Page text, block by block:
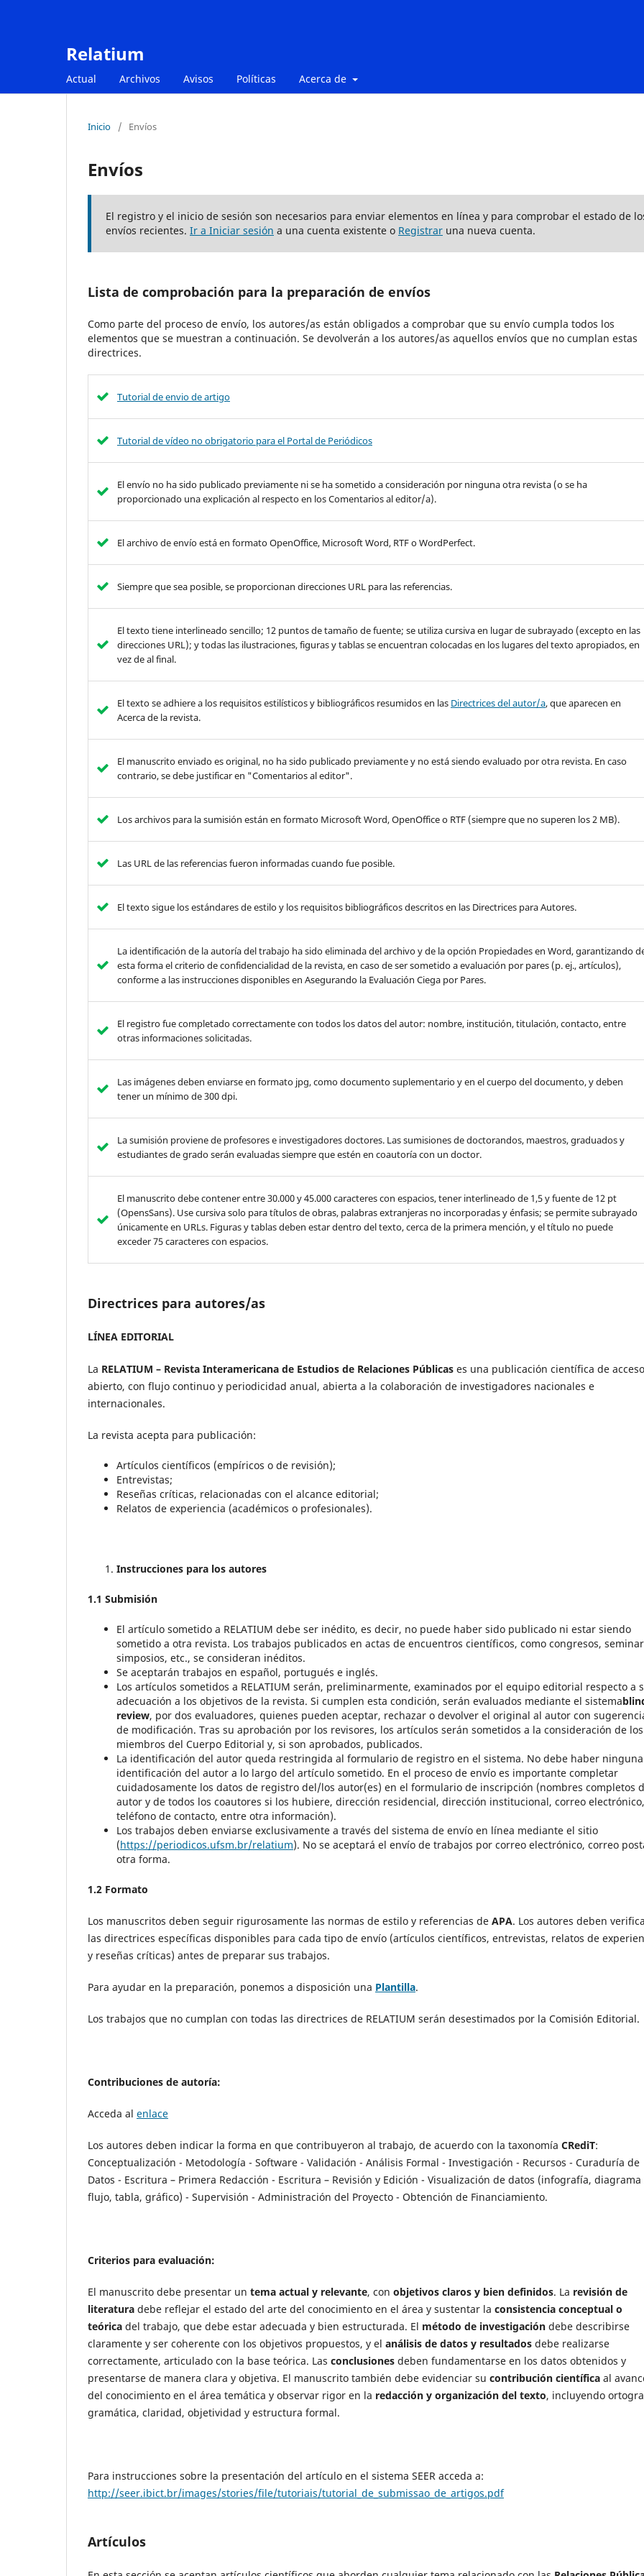
Relatium
Actual Archivos Avisos Políticas Acerca de
Inicio / Envíos
Envíos
El registro y el inicio de sesión son necesarios para enviar elementos en línea y para comprobar el estado de
envíos recientes. Ir a Iniciar sesión a una cuenta existente o Registrar una nueva cuenta.
Lista de comprobación para la preparación de envíos
Como parte del proceso de envío, los autores/as están obligados a comprobar que su envío cumpla todos los
elementos que se muestran a continuación. Se devolverán a los autores/as aquellos envíos que no cumplan estas
directrices.
Tutorial de envio de artigo
Tutorial de vídeo no obrigatorio para el Portal de Periódicos
El envío no ha sido publicado previamente ni se ha sometido a consideración por ninguna otra revista (o se ha
proporcionado una explicación al respecto en los Comentarios al editor/a).
El archivo de envío está en formato OpenOffice, Microsoft Word, RTF o WordPerfect.
Siempre que sea posible, se proporcionan direcciones URL para las referencias.
El texto tiene interlineado sencillo; 12 puntos de tamaño de fuente; se utiliza cursiva en lugar de subrayado (excepto en las
direcciones URL); y todas las ilustraciones, figuras y tablas se encuentran colocadas en los lugares del texto apropiados, en
vez de al final.
El texto se adhiere a los requisitos estilísticos y bibliográficos resumidos en las Directrices del autor/a, que aparecen en
Acerca de la revista.
El manuscrito enviado es original, no ha sido publicado previamente y no está siendo evaluado por otra revista. En caso
contrario, se debe justificar en "Comentarios al editor".
Los archivos para la sumisión están en formato Microsoft Word, OpenOffice o RTF (siempre que no superen los 2 MB).
Las URL de las referencias fueron informadas cuando fue posible.
El texto sigue los estándares de estilo y los requisitos bibliográficos descritos en las Directrices para Autores.
La identificación de la autoría del trabajo ha sido eliminada del archivo y de la opción Propiedades en Word, garantizando
esta forma el criterio de confidencialidad de la revista, en caso de ser sometido a evaluación por pares (p. ej., artículos),
conforme a las instrucciones disponibles en Asegurando la Evaluación Ciega por Pares.
El registro fue completado correctamente con todos los datos del autor: nombre, institución, titulación, contacto, entre
otras informaciones solicitadas.
Las imágenes deben enviarse en formato jpg, como documento suplementario y en el cuerpo del documento, y deben
tener un mínimo de 300 dpi.
La sumisión proviene de profesores e investigadores doctores. Las sumisiones de doctorandos, maestros, graduados y
estudiantes de grado serán evaluadas siempre que estén en coautoría con un doctor.
El manuscrito debe contener entre 30.000 y 45.000 caracteres con espacios, tener interlineado de 1,5 y fuente de 12 pt
(OpensSans). Use cursiva solo para títulos de obras, palabras extranjeras no incorporadas y énfasis; se permite subrayado
únicamente en URLs. Figuras y tablas deben estar dentro del texto, cerca de la primera mención, y el título no puede
exceder 75 caracteres con espacios.
Directrices para autores/as
LÍNEA EDITORIAL
La RELATIUM – Revista Interamericana de Estudios de Relaciones Públicas es una publicación científica de acceso
abierto, con flujo continuo y periodicidad anual, abierta a la colaboración de investigadores nacionales e
internacionales.
La revista acepta para publicación:
Artículos científicos (empíricos o de revisión);
Entrevistas;
Reseñas críticas, relacionadas con el alcance editorial;
Relatos de experiencia (académicos o profesionales).
Instrucciones para los autores
1.1 Submisión
El artículo sometido a RELATIUM debe ser inédito, es decir, no puede haber sido publicado ni estar siendo
sometido a otra revista. Los trabajos publicados en actas de encuentros científicos, como congresos,
simposios, etc., se consideran inéditos.
Se aceptarán trabajos en español, portugués e inglés.
Los artículos sometidos a RELATIUM serán, preliminarmente, examinados por el equipo editorial respecto a
adecuación a los objetivos de la revista. Si cumplen esta condición, serán evaluados mediante el sistema
review, por dos evaluadores, quienes pueden aceptar, rechazar o devolver el original al autor con
de modificación. Tras su aprobación por los revisores, los artículos serán sometidos a la consideración de los
miembros del Cuerpo Editorial y, si son aprobados, publicados.
La identificación del autor queda restringida al formulario de registro en el sistema. No debe haber ninguna
identificación del autor a lo largo del artículo sometido. En el proceso de envío es importante completar
cuidadosamente los datos de registro del/los autor(es) en el formulario de inscripción (nombres completos
autor y de todos los coautores si los hubiere, dirección residencial, dirección institucional, correo electrónico,
teléfono de contacto, entre otra información).
Los trabajos deben enviarse exclusivamente a través del sistema de envío en línea mediante el sitio
(https://periodicos.ufsm.br/relatium). No se aceptará el envío de trabajos por correo electrónico, correo
otra forma.
1.2 Formato
Los manuscritos deben seguir rigurosamente las normas de estilo y referencias de APA. Los autores deben
las directrices específicas disponibles para cada tipo de envío (artículos científicos, entrevistas, relatos de
y reseñas críticas) antes de preparar sus trabajos.
Para ayudar en la preparación, ponemos a disposición una Plantilla.
Los trabajos que no cumplan con todas las directrices de RELATIUM serán desestimados por la Comisión Editorial.
Contribuciones de autoría:
Acceda al enlace
Los autores deben indicar la forma en que contribuyeron al trabajo, de acuerdo con la taxonomía CRediT:
Conceptualización - Metodología - Software - Validación - Análisis Formal - Investigación - Recursos - Curaduría de
Datos - Escritura – Primera Redacción - Escritura – Revisión y Edición - Visualización de datos (infografía, diagrama
flujo, tabla, gráfico) - Supervisión - Administración del Proyecto - Obtención de Financiamiento.
Criterios para evaluación:
El manuscrito debe presentar un tema actual y relevante, con objetivos claros y bien definidos. La revisión de
literatura debe reflejar el estado del arte del conocimiento en el área y sustentar la consistencia conceptual o
teórica del trabajo, que debe estar adecuada y bien estructurada. El método de investigación debe describirse
claramente y ser coherente con los objetivos propuestos, y el análisis de datos y resultados debe realizarse
correctamente, articulado con la base teórica. Las conclusiones deben fundamentarse en los datos obtenidos y
presentarse de manera clara y objetiva. El manuscrito también debe evidenciar su contribución científica al
del conocimiento en el área temática y observar rigor en la redacción y organización del texto, incluyendo
gramática, claridad, objetividad y estructura formal.
Para instrucciones sobre la presentación del artículo en el sistema SEER acceda a:
http://seer.ibict.br/images/stories/file/tutoriais/tutorial_de_submissao_de_artigos.pdf
Artículos